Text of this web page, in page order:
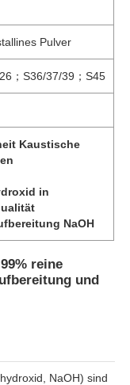
Pulver
；S36/37/39；S45
Kaustische
in
NaOH
reine
und
NaOH) sind